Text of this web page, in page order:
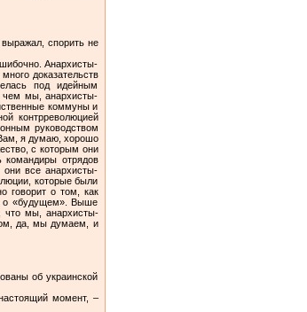
спорить не
Анархисты-
доказательств
под идейным
чем мы, анархисты-
коммуны и
контрреволюцией
руководством
я думаю, хорошо
с которым они
отрядов
все анархисты-
которые были
говорит о том, как
о «будущем». Выше
что мы, анархисты-
да, мы думаем, и
об украинской
момент, –